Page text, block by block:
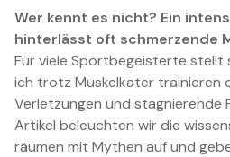
Wer kennt es nicht? Ein
hinterlässt oft schmerzende
Für viele Sportbegeisterte stellt
ich trotz Muskelkater trainieren
Verletzungen und stagnierende
Artikel beleuchten wir die
räumen mit Mythen auf und